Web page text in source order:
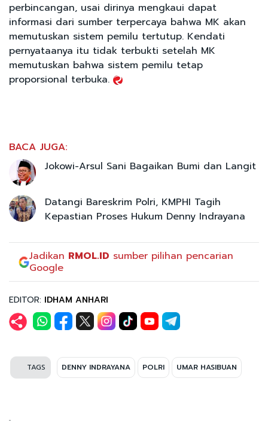
perbincangan, usai dirinya mengkaui dapat
informasi dari sumber terpercaya bahwa MK akan
memutuskan sistem pemilu tertutup. Kendati
pernyataanya itu tidak terbukti setelah MK
memutuskan bahwa sistem pemilu tetap
proporsional terbuka.
BACA JUGA:
Jokowi-Arsul Sani Bagaikan Bumi dan Langit
Datangi Bareskrim Polri, KMPHI Tagih
Kepastian Proses Hukum Denny Indrayana
Jadikan RMOL.ID sumber pilihan pencarian
Google
EDITOR: IDHAM ANHARI
TAGS DENNY INDRAYANA POLRI UMAR HASIBUAN